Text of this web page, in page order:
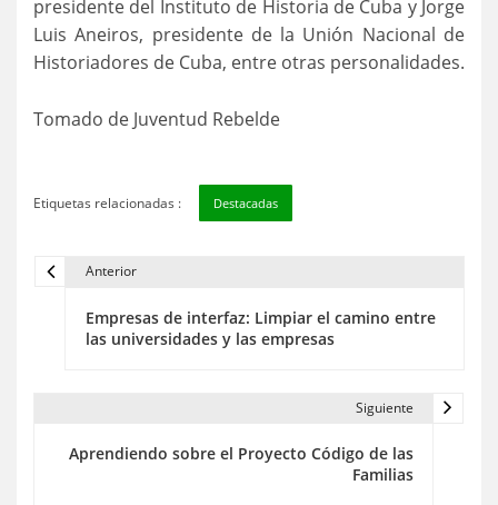
presidente del Instituto de Historia de Cuba y Jorge
Luis Aneiros, presidente de la Unión Nacional de
Historiadores de Cuba, entre otras personalidades.
Tomado de Juventud Rebelde
Etiquetas relacionadas : Destacadas
Anterior
Empresas de interfaz: Limpiar el camino entre
las universidades y las empresas
Siguiente
Aprendiendo sobre el Proyecto Código de las
Familias